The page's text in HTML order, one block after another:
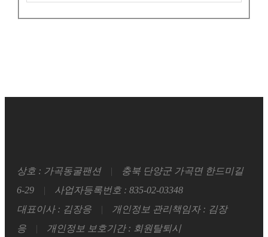
상호 : 가곡동굴팬션 |
충북 단양군 가곡면 한드미길
6-29
|
사업자등록번호 : 835-02-03348
대표이사 : 김장응
|
개인정보 관리책임자 : 김장
응
| 개인정보 보호기간 : 회원탈퇴시